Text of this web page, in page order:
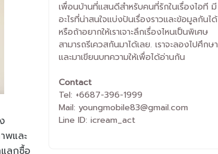
พและ
ลกซื้อ
เพื่อนบ้านที่แสนดีสำหรับคนที่รักในเรื่องไอที มี
อะไรที่น่าสนใจแบ่งปันเรื่องราวและข้อมูลกันได้
หรือถ้าอยากให้เราเจาะลึกเรื่องไหนเป็นพิเศษ
สามารถรีเควสกันมาได้เลย. เราจะลองไปศึกษา
และมาเขียนบทความให้เพื่อได้อ่านกัน
Contact
Tel: +6687-396-1999
Mail: youngmobile83@gmail.com
Line ID: icream_act